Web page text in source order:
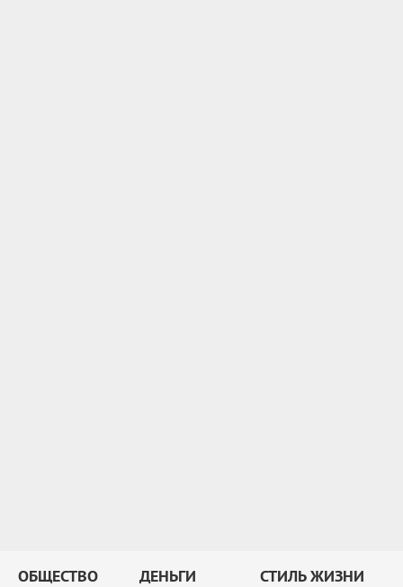
ОБЩЕСТВО ДЕНЬГИ СТИЛЬ ЖИЗНИ